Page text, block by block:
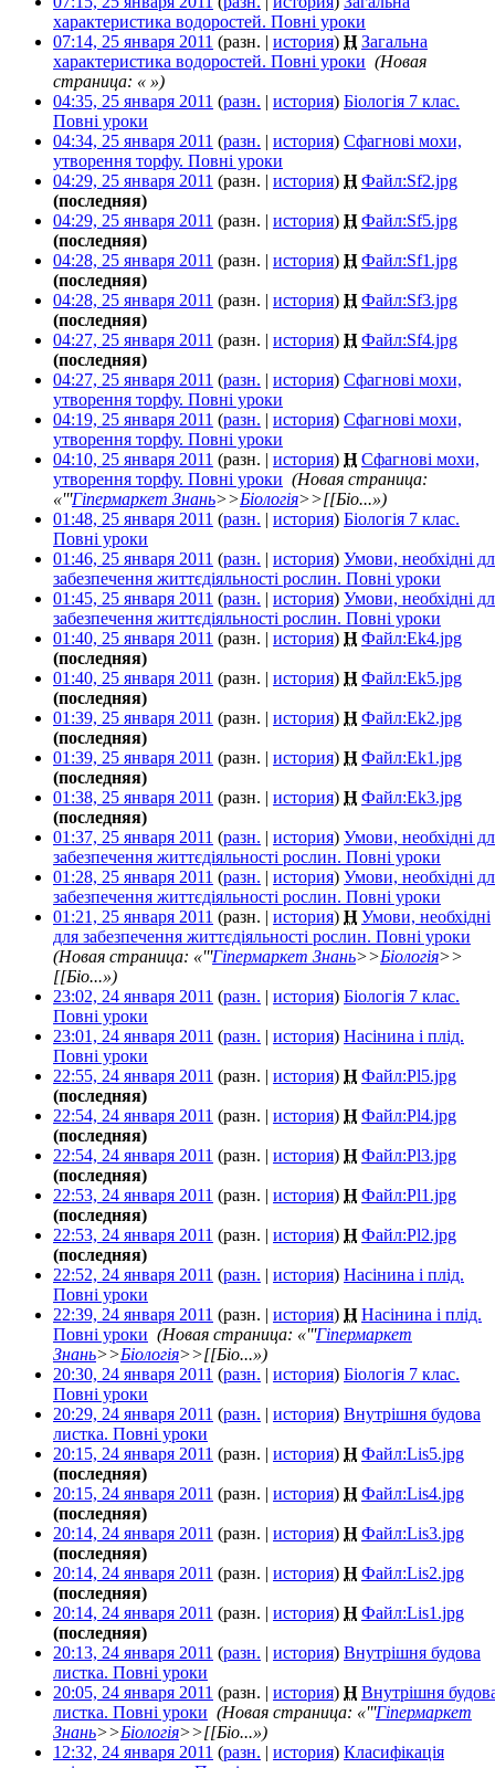
характеристика водоростей. Повні уроки
07:14, 25 января 2011 (разн. | история) Н Загальна
характеристика водоростей. Повні уроки (Новая
страница: « »)
04:35, 25 января 2011 (разн. | история) Біологія 7 клас.
Повні уроки
04:34, 25 января 2011 (разн. | история) Сфагнові мохи,
утворення торфу. Повні уроки
04:29, 25 января 2011 (разн. | история) Н Файл:Sf2.jpg
(последняя)
04:29, 25 января 2011 (разн. | история) Н Файл:Sf5.jpg
(последняя)
04:28, 25 января 2011 (разн. | история) Н Файл:Sf1.jpg
(последняя)
04:28, 25 января 2011 (разн. | история) Н Файл:Sf3.jpg
(последняя)
04:27, 25 января 2011 (разн. | история) Н Файл:Sf4.jpg
(последняя)
04:27, 25 января 2011 (разн. | история) Сфагнові мохи,
утворення торфу. Повні уроки
04:19, 25 января 2011 (разн. | история) Сфагнові мохи,
утворення торфу. Повні уроки
04:10, 25 января 2011 (разн. | история) Н Сфагнові мохи,
утворення торфу. Повні уроки (Новая страница:
«'''Гіпермаркет Знань>>Біологія>>[[Біо...»)
01:48, 25 января 2011 (разн. | история) Біологія 7 клас.
Повні уроки
01:46, 25 января 2011 (разн. | история) Умови, необхідні
забезпечення життєдіяльності рослин. Повні уроки
01:45, 25 января 2011 (разн. | история) Умови, необхідні
забезпечення життєдіяльності рослин. Повні уроки
01:40, 25 января 2011 (разн. | история) Н Файл:Ek4.jpg
(последняя)
01:40, 25 января 2011 (разн. | история) Н Файл:Ek5.jpg
(последняя)
01:39, 25 января 2011 (разн. | история) Н Файл:Ek2.jpg
(последняя)
01:39, 25 января 2011 (разн. | история) Н Файл:Ek1.jpg
(последняя)
01:38, 25 января 2011 (разн. | история) Н Файл:Ek3.jpg
(последняя)
01:37, 25 января 2011 (разн. | история) Умови, необхідні
забезпечення життєдіяльності рослин. Повні уроки
01:28, 25 января 2011 (разн. | история) Умови, необхідні
забезпечення життєдіяльності рослин. Повні уроки
01:21, 25 января 2011 (разн. | история) Н Умови, необхідні
для забезпечення життєдіяльності рослин. Повні уроки
(Новая страница: «'''Гіпермаркет Знань>>Біологія>>
[[Біо...»)
23:02, 24 января 2011 (разн. | история) Біологія 7 клас.
Повні уроки
23:01, 24 января 2011 (разн. | история) Насінина і плід.
Повні уроки
22:55, 24 января 2011 (разн. | история) Н Файл:Pl5.jpg
(последняя)
22:54, 24 января 2011 (разн. | история) Н Файл:Pl4.jpg
(последняя)
22:54, 24 января 2011 (разн. | история) Н Файл:Pl3.jpg
(последняя)
22:53, 24 января 2011 (разн. | история) Н Файл:Pl1.jpg
(последняя)
22:53, 24 января 2011 (разн. | история) Н Файл:Pl2.jpg
(последняя)
22:52, 24 января 2011 (разн. | история) Насінина і плід.
Повні уроки
22:39, 24 января 2011 (разн. | история) Н Насінина і плід.
Повні уроки (Новая страница: «'''Гіпермаркет
Знань>>Біологія>>[[Біо...»)
20:30, 24 января 2011 (разн. | история) Біологія 7 клас.
Повні уроки
20:29, 24 января 2011 (разн. | история) Внутрішня будова
листка. Повні уроки
20:15, 24 января 2011 (разн. | история) Н Файл:Lis5.jpg
(последняя)
20:15, 24 января 2011 (разн. | история) Н Файл:Lis4.jpg
(последняя)
20:14, 24 января 2011 (разн. | история) Н Файл:Lis3.jpg
(последняя)
20:14, 24 января 2011 (разн. | история) Н Файл:Lis2.jpg
(последняя)
20:14, 24 января 2011 (разн. | история) Н Файл:Lis1.jpg
(последняя)
20:13, 24 января 2011 (разн. | история) Внутрішня будова
листка. Повні уроки
20:05, 24 января 2011 (разн. | история) Н Внутрішня
листка. Повні уроки (Новая страница: «'''Гіпермаркет
Знань>>Біологія>>[[Біо...»)
12:32, 24 января 2011 (разн. | история) Класифікація